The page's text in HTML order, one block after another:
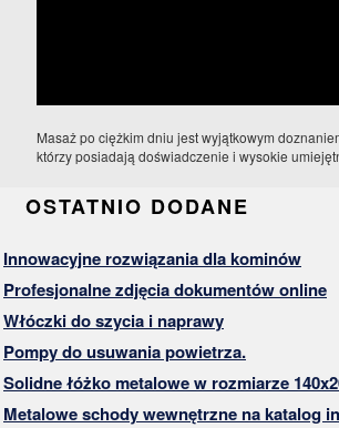
Masaż po ciężkim dniu jest wyjątkowym
którzy posiadają doświadczenie i wysokie
OSTATNIO DODANE
Innowacyjne rozwiązania dla kominów
Profesjonalne zdjęcia dokumentów online
Włóczki do szycia i naprawy
Pompy do usuwania powietrza.
Solidne łóżko metalowe w rozmiarze
Metalowe schody wewnętrzne na katalog